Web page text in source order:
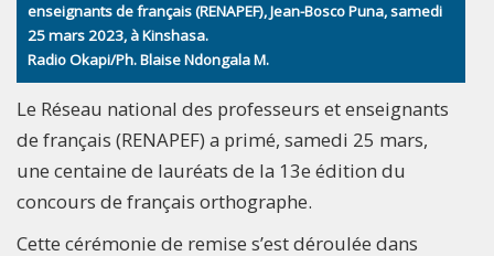
enseignants de français (RENAPEF), Jean-Bosco Puna, samedi
25 mars 2023, à Kinshasa.
Radio Okapi/Ph. Blaise Ndongala M.
Le Réseau national des professeurs et enseignants
de français (RENAPEF) a primé, samedi 25 mars,
une centaine de lauréats de la 13e édition du
concours de français orthographe.
Cette cérémonie de remise s’est déroulée dans